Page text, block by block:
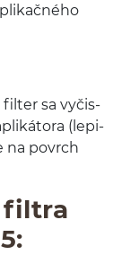
fil­ter sa vyčis­
(lep­i­
na povrch
fil­tra
: